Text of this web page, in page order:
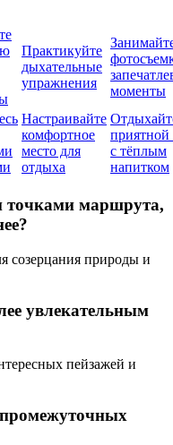
Практикуйте
дыхательные
упражнения
моменты
Настраивайте
комфортное
место для
отдыха
приятной
с тёплым
напитком
точками маршрута,
созерцания природы и
увлекательным
пейзажей и